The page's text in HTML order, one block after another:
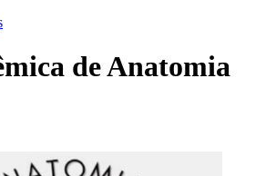
de Anatomia